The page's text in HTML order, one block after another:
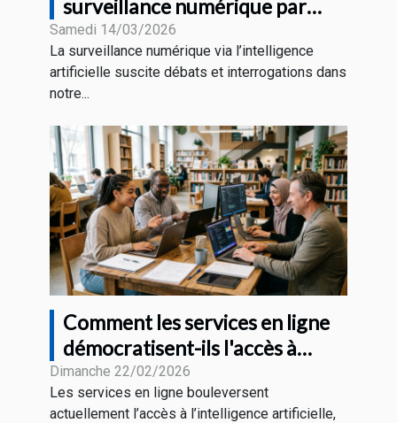
surveillance numérique par
l'intelligence artificielle
Samedi 14/03/2026
La surveillance numérique via l’intelligence
artificielle suscite débats et interrogations dans
notre...
Comment les services en ligne
démocratisent-ils l'accès à
l'intelligence artificielle ?
Dimanche 22/02/2026
Les services en ligne bouleversent
actuellement l’accès à l’intelligence artificielle,